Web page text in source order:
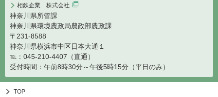
相鉄企業 株式会社
神奈川県所管課
神奈川県環境農政局農政部農政課
〒231-8588
神奈川県横浜市中区日本大通１
℡：045-210-4407（直通）
受付時間：午前8時30分～午後5時15分（平日のみ）
TOP